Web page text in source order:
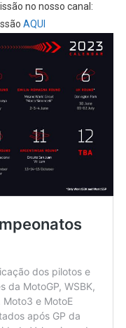
no nosso canal:
AQUI